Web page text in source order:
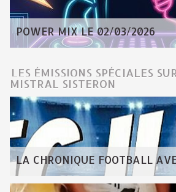
POWER MIX LE 02/03/2026
LES ÉMISSIONS SPÉCIALES
MISTRAL SISTERON
LA CHRONIQUE FOOTBALL